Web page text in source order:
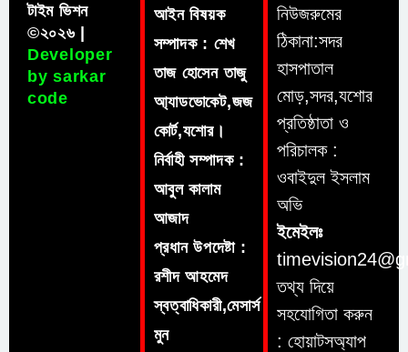
টাইম ভিশন
©২০২৬ |
Developer
by sarkar
code
আইন বিষয়ক
সম্পাদক : শেখ
তাজ হোসেন তাজু
আ্যাডভোকেট,জজ
কোর্ট,যশোর।
নির্বাহী সম্পাদক :
আবুল কালাম
আজাদ
প্রধান উপদেষ্টা :
রশীদ আহমেদ
স্বত্বাধিকারী,মেসার্স
মুন
নিউজরুমের
ঠিকানা:সদর
হাসপাতাল
মোড়,সদর,যশোর
প্রতিষ্ঠাতা ও
পরিচালক :
ওবাইদুল ইসলাম
অভি
ইমেইলঃ
তথ্য দিয়ে
সহযোগিতা করুন
: হোয়াটসঅ্যাপ